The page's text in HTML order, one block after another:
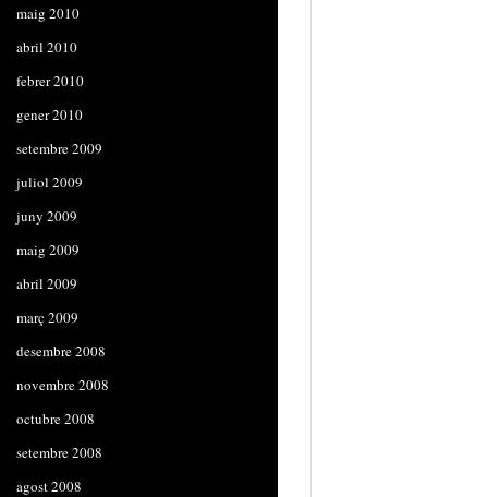
maig 2010
abril 2010
febrer 2010
gener 2010
setembre 2009
juliol 2009
juny 2009
maig 2009
abril 2009
març 2009
desembre 2008
novembre 2008
octubre 2008
setembre 2008
agost 2008